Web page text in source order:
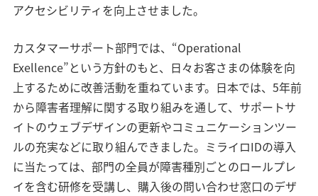
アクセシビリティを向上させました。
カスタマーサポート部門では、“Operational
Exellence”という方針のもと、日々お客さまの体験を向
上するために改善活動を重ねています。日本では、5年前
から障害者理解に関する取り組みを通して、サポートサ
イトのウェブデザインの更新やコミュニケーションツー
ルの充実などに取り組んできました。ミライロIDの導入
に当たっては、部門の全員が障害種別ごとのロールプレ
イを含む研修を受講し、購入後の問い合わせ窓口のデザ